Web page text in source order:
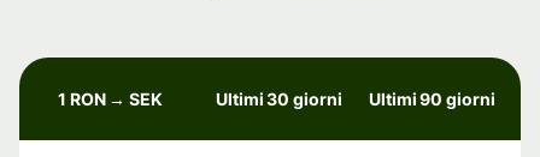
1 RON → SEK Ultimi 30 giorni Ultimi 90 giorni